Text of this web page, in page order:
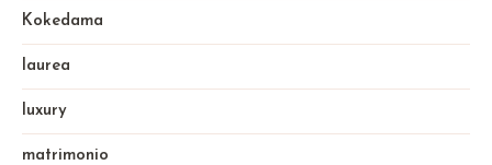
Kokedama
laurea
luxury
matrimonio